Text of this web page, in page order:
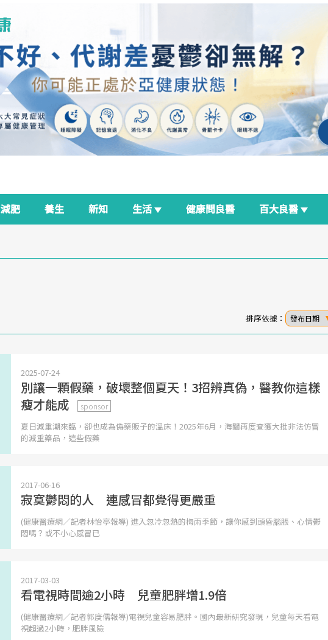
減肥 養生 新知 生活 健康問良醫 百大良醫
排序依據： 發布日期
2025-07-24
別讓一顆假藥，破壞整個夏天！3招辨真偽，醫教你這樣
瘦才能成
sponsor
夏日減重潮來臨，卻也成為偽藥販子的溫床！2025年6月，海關再度查獲大批非法仿冒
的減重藥品，這些假藥
2017-06-16
寂寞鬱悶的人 連感冒都覺得更嚴重
(健康醫療網／記者林怡亭報導) 進入忽冷忽熱的梅雨季節，讓你感到頭昏腦脹、心情鬱
悶嗎？或不小心感冒已
2017-03-03
看電視時間逾2小時 兒童肥胖增1.9倍
(健康醫療網／記者郭庚儒報導)電視兒童容易肥胖。國內最新研究發現，兒童每天看電
視超過2小時，肥胖風險
面對超高齡社會的浪潮，台灣正在快速邁
如「健康台灣推動委員會」與「長照3.0」
康管理的重要起點。
前往專題
良醫生活祭
2025年，就到良醫生活祭體驗「一站式健
啟動你的健康革命！
前往專題